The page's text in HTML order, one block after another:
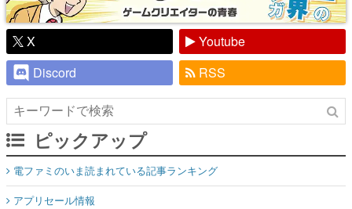
X
Youtube
Discord
RSS
ピックアップ
電ファミのいま読まれている記事ランキング
アプリセール情報